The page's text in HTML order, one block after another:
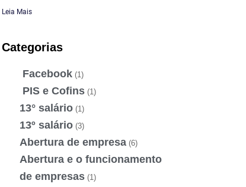
Leia Mais
Categorias
Facebook (1)
PIS e Cofins (1)
13° salário (1)
13º salário (3)
Abertura de empresa (6)
Abertura e o funcionamento
de empresas (1)